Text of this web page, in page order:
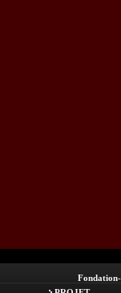
Fondation